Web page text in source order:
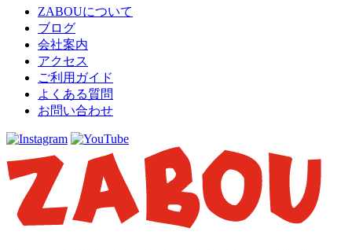
ZABOUについて
ブログ
会社案内
アクセス
ご利用ガイド
よくある質問
お問い合わせ